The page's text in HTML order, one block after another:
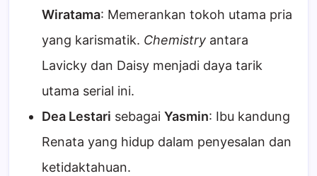
Wiratama: Memerankan tokoh utama pria
yang karismatik. Chemistry antara
Lavicky dan Daisy menjadi daya tarik
utama serial ini.
Dea Lestari sebagai Yasmin: Ibu kandung
Renata yang hidup dalam penyesalan dan
ketidaktahuan.